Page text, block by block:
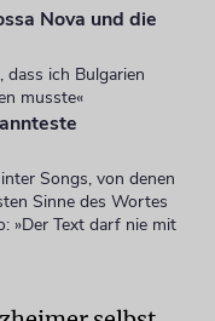
Nova und die
dass ich Bulgarien
musste«
Songs, von denen
Sinne des Wortes
»Der Text darf nie mit